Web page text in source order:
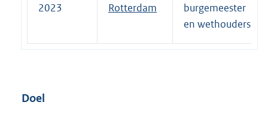
2023
Rotterdam
burgemeester
en wethouders
Doel